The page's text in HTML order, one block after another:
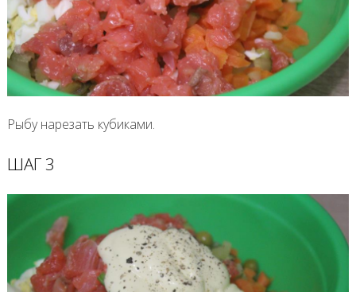
Рыбу нарезать кубиками.
ШАГ 3